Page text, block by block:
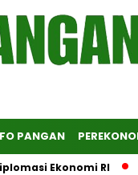
PANGAN
Ekonomi RI